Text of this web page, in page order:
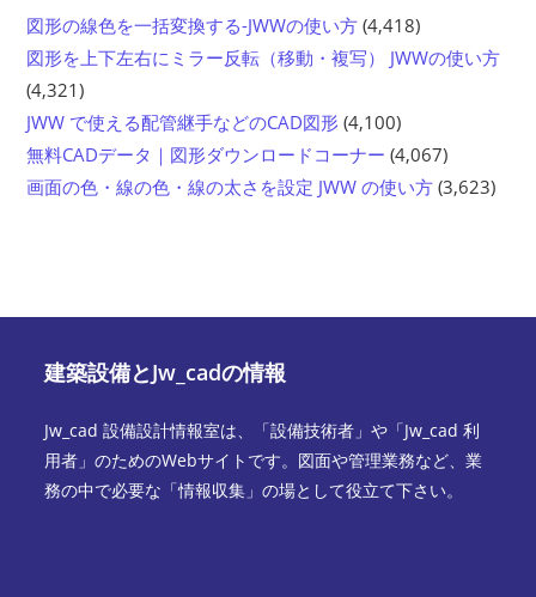
図形の線色を一括変換する-JWWの使い方 (4,418)
図形を上下左右にミラー反転（移動・複写） JWWの使い方
(4,321)
JWW で使える配管継手などのCAD図形 (4,100)
無料CADデータ｜図形ダウンロードコーナー (4,067)
画面の色・線の色・線の太さを設定 JWW の使い方 (3,623)
建築設備とJw_cadの情報
Jw_cad 設備設計情報室は、「設備技術者」や「Jw_cad 利
用者」のためのWebサイトです。図面や管理業務など、業
務の中で必要な「情報収集」の場として役立て下さい。